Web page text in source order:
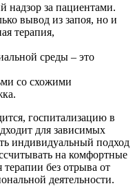
надзор за пациентами.
вывод из запоя, но и
терапия,
среды – это
со схожими
госпитализацию в
для зависимых
индивидуальный подход
на комфортные
без отрыва от
деятельности.